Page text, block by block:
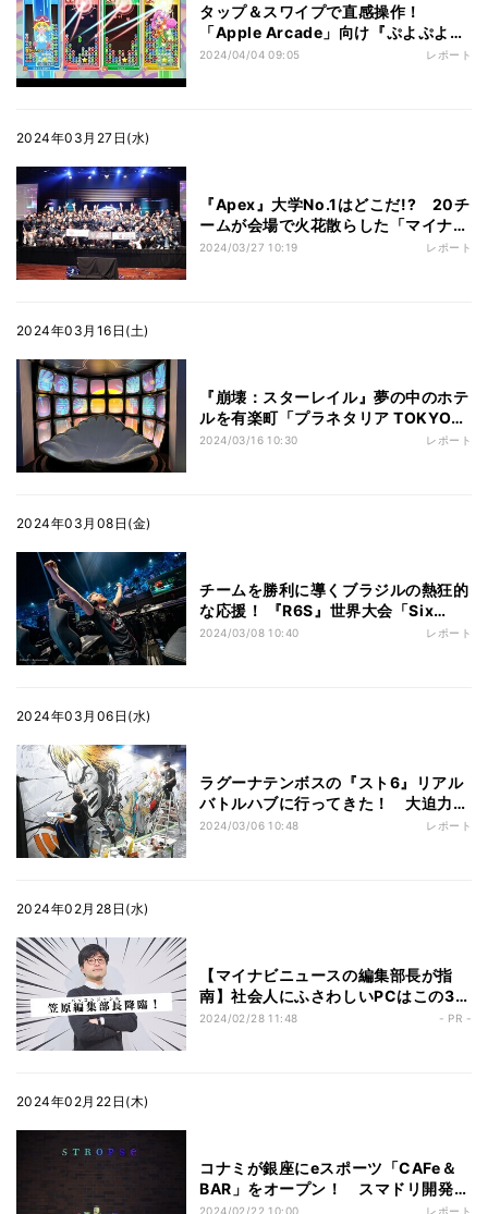
タップ＆スワイプで直感操作！
「Apple Arcade」向け『ぷよぷよパ
ズルポップ』を先行プレイした
2024/04/04 09:05 レポート
2024年03月27日(水)
『Apex』大学No.1はどこだ!? 20チ
ームが会場で火花散らした「マイナビ
eカレ 2024」レポート
2024/03/27 10:19 レポート
2024年03月16日(土)
『崩壊：スターレイル』夢の中のホテ
ルを有楽町「プラネタリア TOKYO」
で体験！ 開催前に見てきた
2024/03/16 10:30 レポート
2024年03月08日(金)
チームを勝利に導くブラジルの熱狂的
な応援！ 『R6S』世界大会「Six
Invitational 2024」現地レポート
2024/03/08 10:40 レポート
2024年03月06日(水)
ラグーナテンボスの『スト6』リアル
バトルハブに行ってきた！ 大迫力の
グラフィティアートは超必見
2024/03/06 10:48 レポート
2024年02月28日(水)
【マイナビニュースの編集部長が指
南】社会人にふさわしいPCはこの3モ
デルから選べ！
2024/02/28 11:48 - PR -
2024年02月22日(木)
コナミが銀座にeスポーツ「CAFe＆
BAR」をオープン！ スマドリ開発の
「推し」ドリンクも
2024/02/22 10:00 レポート